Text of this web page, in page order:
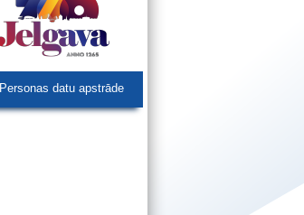
Personas datu apstrāde